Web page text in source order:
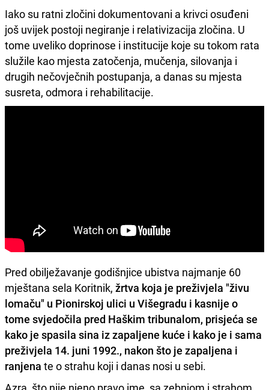
Iako su ratni zločini dokumentovani a krivci osuđeni
još uvijek postoji negiranje i relativizacija zločina. U
tome uveliko doprinose i institucije koje su tokom rata
služile kao mjesta zatočenja, mučenja, silovanja i
drugih nečovječnih postupanja, a danas su mjesta
susreta, odmora i rehabilitacije.
Pred obilježavanje godišnjice ubistva najmanje 60
mještana sela Koritnik, žrtva koja je preživjela "živu
lomaču" u Pionirskoj ulici u Višegradu i kasnije o
tome svjedočila pred Haškim tribunalom, prisjeća se
kako je spasila sina iz zapaljene kuće i kako je i sama
preživjela 14. juni 1992., nakon što je zapaljena i
ranjena te o strahu koji i danas nosi u sebi.